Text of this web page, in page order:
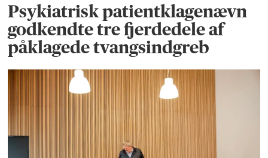
Psykiatrisk patientklagenævn
godkendte tre fjerdedele af
påklagede tvangsindgreb